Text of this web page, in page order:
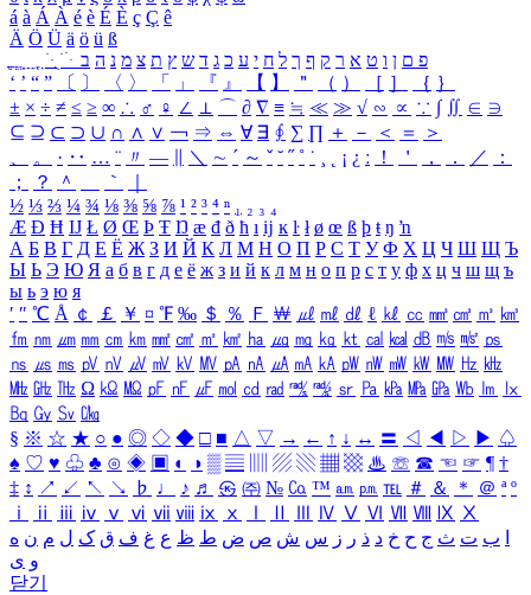
á à Á À é è É È ç Ç ê
Ä Ö Ü ä ö ü ß
ִֶֹ ֻּ ׁׂ פ ם ן ו ט א ר ק ף ך ל ח י ע כ ג ד ש ץ ת צ מ נ ה ב
‘ ’ “ ” 〔 〕 〈 〉 「 」 『 』 【 】 ＂ （ ） ［ ］ ｛ ｝
± × ÷ ≠ ≤ ≥ ∞ ∴ ♂ ♀ ∠ ⊥ ⌒ ∂ ∇ ≡ ≒ ≪ ≫ √ ∽ ∝ ∵ ∫ ∬ ∈ ∋
⊆ ⊇ ⊂ ⊃ ∪ ∩ ∧ ∨ ￢ ⇒ ⇔ ∀ ∃ ∮ ∑ ∏ ＋ － ＜ ＝
＞
、
。 · ‥ … ¨ 〃 ― ＼ ∼ ´ ～ ˇ ˘ ˝ ˚ ˙ ¸ ¡ ¿ ː ！ ＇ ， ． ／
：
；
？ ＾ ｀
½ ⅓ ⅔ ¼ ¾ ⅛ ⅜ ⅝ ⅞ ¹ ² ³ ⁴ ⁿ ₁ ₂ ₃ ₄
Æ Ð Ħ Ĳ Ł Ø Œ Þ Ŧ Ŋ æ đ ð ħ ı ĳ ĸ ŀ ł ø œ ß þ ŧ ŋ ŉ
А Б В Г Д Е Ё Ж З И Й К Л М Н О П Р С Т У Ф Х Ц Ч Ш Щ Ъ
Ы Ь Э Ю Я а б в г д е ё ж з и й к л м н о п р с т у ф х ц ч ш щ ъ
ы ь э ю я
′ ″ ℃ Å ￠ ￡ ￥ ¤ ℉ ‰ ＄ ％ Ｆ ￦ ㎕ ㎖ ㎗ ℓ ㎘ ㏄ ㎣ ㎤ ㎥ ㎦
㎙ ㎚ ㎛ ㎜ ㎝ ㎞ ㎟ ㎠ ㎡ ㎢ ㏊ ㎍ ㎎ ㎏ ㏏ ㎈ ㎉ ㏈ ㎧ ㎨ ㎰
㎱ ㎲ ㎳ ㎴ ㎵ ㎶ ㎷ ㎸ ㎹ ㎀ ㎁ ㎂ ㎃ ㎄ ㎺ ㎻ ㎽ ㎾ ㎿ ㎐ ㎑
㎒ ㎓ ㎔ Ω ㏀ ㏁ ㎊ ㎋ ㎌ ㏖ ㏅ ㎭ ㎮ ㎯ ㏛ ㎩ ㎪ ㎫ ㎬ ㏝ ㏐
㏓
㏃ ㏉ ㏜ ㏆
§ ※ ☆ ★ ○ ● ◎ ◇ ◆ □ ■ △ ▽ → ← ↑ ↓ ↔ 〓 ◁ ◀ ▷ ▶ ♤
♠ ♡ ♥ ♧ ♣ ⊙ ◈ ▣ ◐ ◑ ▒ ▤ ▨ ▧ ▦ ▩ ♨ ☏ ☎ ☜ ☞ ¶ †
‡ ↕ ↗ ↙ ↖ ↘ ♭ ♩ ♪ ♬ ㉿ ㈜ № ㏇ ™ ㏂ ㏘ ℡ ＃ ＆ ＊ ＠ ª º
ⅰ
ⅱ ⅲ ⅳ ⅴ ⅵ ⅶ ⅷ ⅸ ⅹ Ⅳ Ⅴ Ⅵ Ⅶ Ⅷ Ⅸ Ⅹ
ب ت ث ج ح خ د ذ ر ز س ش ص ض ط ظ ع غ ف ق ک ل م ن ه
و ی
닫기